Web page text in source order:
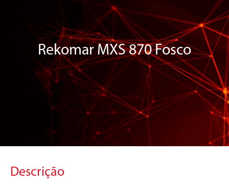
Rekomar MXS 870 Fosco
Descrição